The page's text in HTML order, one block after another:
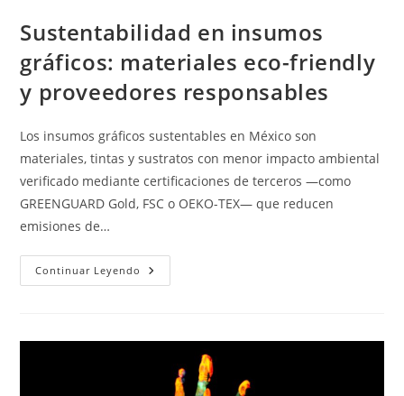
Sustentabilidad en insumos
gráficos: materiales eco-friendly
y proveedores responsables
Los insumos gráficos sustentables en México son
materiales, tintas y sustratos con menor impacto ambiental
verificado mediante certificaciones de terceros —como
GREENGUARD Gold, FSC o OEKO-TEX— que reducen
emisiones de…
Continuar Leyendo Sustentabilidad
En
Friendly
Proveedores
Responsables